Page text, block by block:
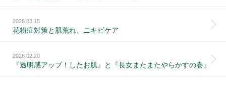
2026.03.15
花粉症対策と肌荒れ、ニキビケア
2026.02.20
『透明感アップ！したお肌』と『長女またまたやらかすの巻』